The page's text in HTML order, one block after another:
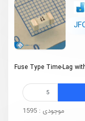
Fuse Type Time-Lag
موجودی : 1595